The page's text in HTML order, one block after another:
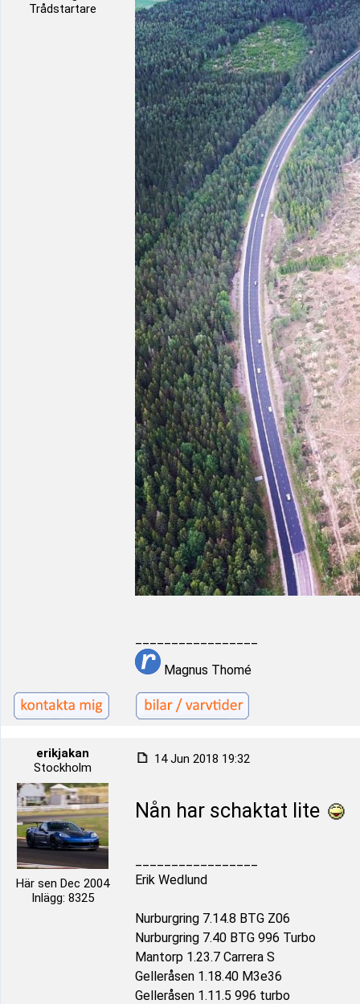
Trådstartare
Magnus Thomé
erikjakan
Stockholm
Här sen Dec 2004
Inlägg: 8325
14 Jun 2018 19:32
Nån har schaktat lite
Erik Wedlund
Nurburgring 7.14.8 BTG Z06
Nurburgring 7.40 BTG 996 Turbo
Mantorp 1.23.7 Carrera S
Gelleråsen 1.18.40 M3e36
Gelleråsen 1.11.5 996 turbo